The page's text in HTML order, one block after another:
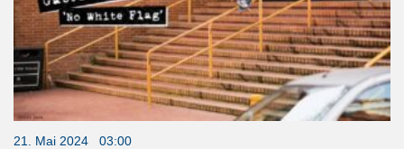
21. Mai 2024 03:00